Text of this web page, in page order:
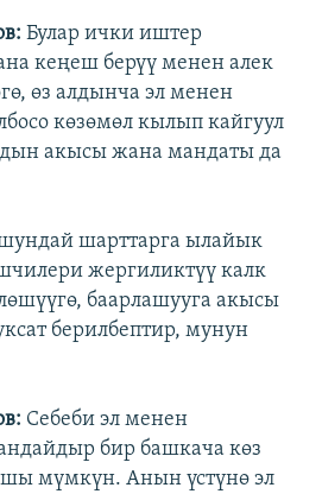
Булар ички иштер
кеңеш берүү менен алек
өз алдынча эл менен
көзөмөл кылып кайгуул
акысы жана мандаты да
шарттарга ылайык
жергиликтүү калк
баарлашууга акысы
берилбептир, мунун
Себеби эл менен
бир башкача көз
мүмкүн. Анын үстүнө эл